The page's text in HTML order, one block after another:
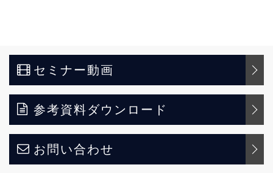
セミナー動画
参考資料ダウンロード
お問い合わせ